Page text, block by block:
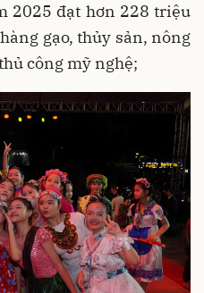
2025 đạt hơn 228 triệu
gạo, thủy sản, nông
công mỹ nghệ;